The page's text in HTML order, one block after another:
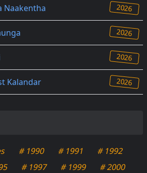
Naakentha 2026
2026
2026
Kalandar 2026
# 1990 # 1991
# 1992
# 1997 # 1999
# 2000